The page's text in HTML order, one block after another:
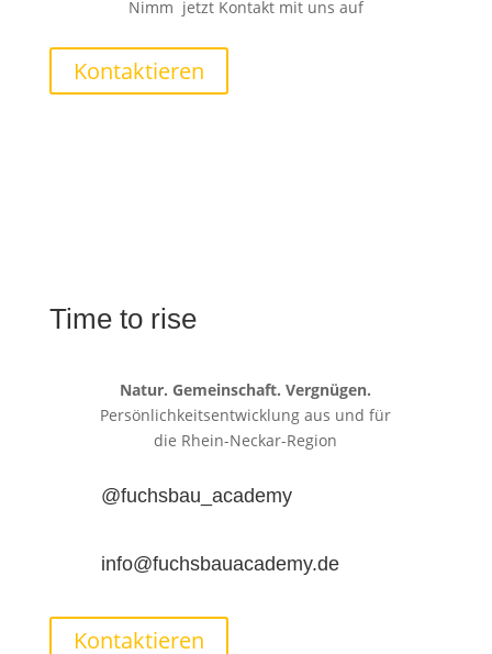
Nimm jetzt Kontakt mit uns auf
Kontaktieren
Time to rise
Natur. Gemeinschaft. Vergnügen.
Persönlichkeitsentwicklung aus und für
die Rhein-Neckar-Region
@fuchsbau_academy
info@fuchsbauacademy.de
Kontaktieren